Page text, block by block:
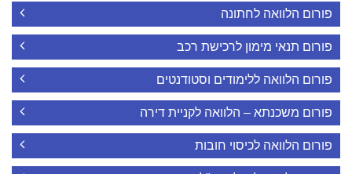
פורום הלוואה לחתונה
פורום תנאי מימון לרכישת רכב
פורום הלוואה ללימודים וסטודנטים
פורום משכנתא – הלוואה לקניית דירה
פורום הלוואה לכיסוי חובות